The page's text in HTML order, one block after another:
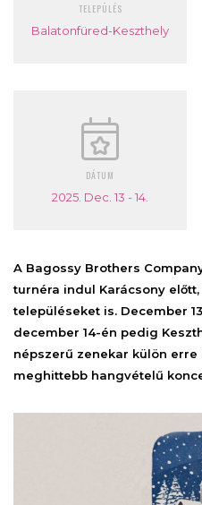
TELEPÜLÉS
Balatonfüred-Keszthely
DÁTUM
2025. Dec. 13 - 14.
A Bagossy Brothers
turnéra indul Karácsony
településeket is. December
december 14-én pedig
népszerű zenekar külön
meghittebb hangvételű